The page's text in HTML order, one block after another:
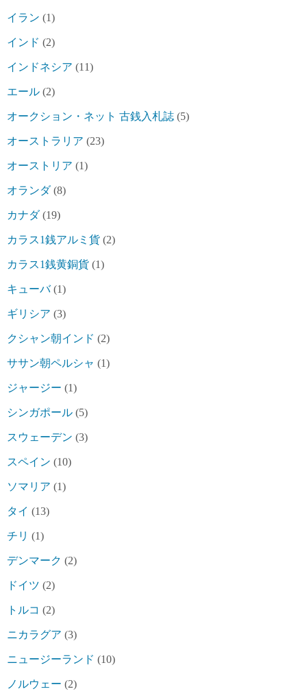
イラン (1)
インド (2)
インドネシア (11)
エール (2)
オークション・ネット 古銭入札誌 (5)
オーストラリア (23)
オーストリア (1)
オランダ(8)
カナダ(19)
カラス1銭アルミ貨 (2)
カラス1銭黄銅貨 (1)
キューバ(1)
ギリシア (3)
クシャン朝インド (2)
ササン朝ペルシャ (1)
ジャージー (1)
シンガポール (5)
スウェーデン (3)
スペイン (10)
ソマリア (1)
タイ (13)
チリ (1)
デンマーク (2)
ドイツ (2)
トルコ (2)
ニカラグア (3)
ニュージーランド (10)
ノルウェー (2)